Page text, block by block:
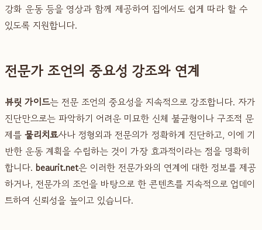
강화 운동 등을 영상과 함께 제공하여 집에서도 쉽게 따라 할 수
있도록 지원합니다.
전문가 조언의 중요성 강조와 연계
뷰릿 가이드는 전문 조언의 중요성을 지속적으로 강조합니다. 자가
진단만으로는 파악하기 어려운 미묘한 신체 불균형이나 구조적 문
제를 물리치료사나 정형외과 전문의가 정확하게 진단하고, 이에 기
반한 운동 계획을 수립하는 것이 가장 효과적이라는 점을 명확히
합니다. beaurit.net은 이러한 전문가와의 연계에 대한 정보를 제공
하거나, 전문가의 조언을 바탕으로 한 콘텐츠를 지속적으로 업데이
트하여 신뢰성을 높이고 있습니다.